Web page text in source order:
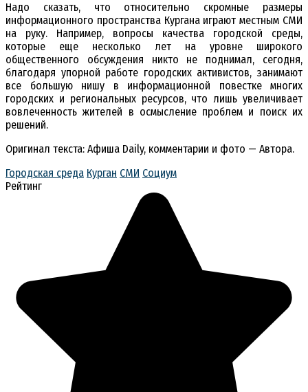
Надо сказать, что относительно скромные размеры
информационного пространства Кургана играют местным СМИ
на руку. Например, вопросы качества городской среды,
которые еще несколько лет на уровне широкого
общественного обсуждения никто не поднимал, сегодня,
благодаря упорной работе городских активистов, занимают
все большую нишу в информационной повестке многих
городских и региональных ресурсов, что лишь увеличивает
вовлеченность жителей в осмысление проблем и поиск их
решений.
Оригинал текста: Афиша Daily, комментарии и фото — Автора.
Городская среда Курган СМИ Социум
Рейтинг